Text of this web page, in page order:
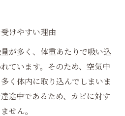
けやすい理由
が多く、体重あたりで吸い込
ています。そのため、空気中
く体内に取り込んでしまいま
途中であるため、カビに対す
せん。